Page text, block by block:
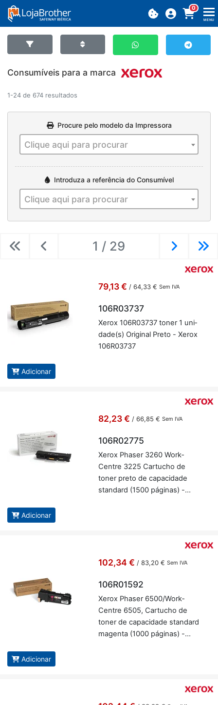
0
MENU
Consumíveis para a marca
1-24 de 674 resultados
Procure pelo modelo da Impressora
Clique aqui para procurar
Introduza a referência do Consumível
Clique aqui para procurar
PreviousPrevious 1 / 29 Next
79,13 € / 64,33 € Sem IVA
106R03737
Xerox 106R03737 toner 1 uni­
dade(s) Ori­ginal Preto - Xerox
106R03737
Adicionar
82,23 € / 66,85 € Sem IVA
106R02775
Xerox Phaser 3260 Work­
Centre 3225 Car­tucho de
toner preto de ca­pa­ci­dade
stan­dard (1500 pá­ginas) -
Adicionar
102,34 € / 83,20 € Sem IVA
106R01592
Xerox Phaser 6500/Work­
Centre 6505, Car­tucho de
toner de ca­pa­ci­dade stan­dard
ma­genta (1000 pá­ginas) -
Adicionar